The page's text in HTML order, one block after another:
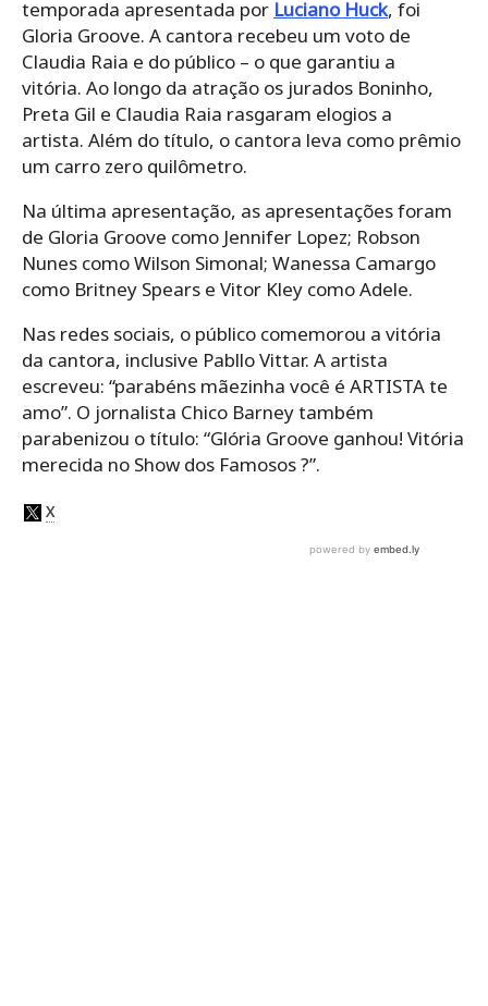
temporada apresentada por Luciano Huck, foi
Gloria Groove. A cantora recebeu um voto de
Claudia Raia e do público – o que garantiu a
vitória. Ao longo da atração os jurados Boninho,
Preta Gil e Claudia Raia rasgaram elogios a
artista. Além do título, o cantora leva como prêmio
um carro zero quilômetro.
Na última apresentação, as apresentações foram
de Gloria Groove como Jennifer Lopez; Robson
Nunes como Wilson Simonal; Wanessa Camargo
como Britney Spears e Vitor Kley como Adele.
Nas redes sociais, o público comemorou a vitória
da cantora, inclusive Pabllo Vittar. A artista
escreveu: “parabéns mãezinha você é ARTISTA te
amo”. O jornalista Chico Barney também
parabenizou o título: “Glória Groove ganhou! Vitória
merecida no Show dos Famosos ?”.